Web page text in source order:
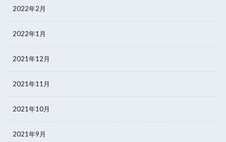
2022年2月
2022年1月
2021年12月
2021年11月
2021年10月
2021年9月